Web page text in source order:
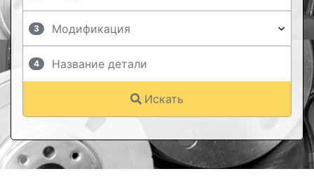
3
4
Искать